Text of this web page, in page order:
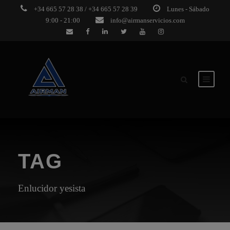
+34 665 57 28 38 / +34 665 57 28 39
Lunes - Sábado
9:00 - 21:00
info@airmanservicios.com
TAG
Enlucidor yesista